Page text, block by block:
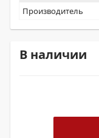
Производитель
В наличии